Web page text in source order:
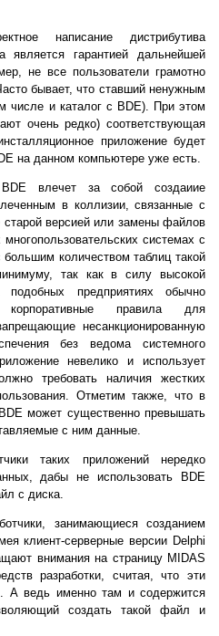
написание дистрибутива
является гарантией дальнейшей
не все пользователи грамотно
бывает, что ставший ненужным
числе и каталог с BDE). При этом
очень редко) соответствующая
приложение будет
на данном компьютере уже есть.
влечет за собой создаиие
в коллизии, связанные с
старой версией или замены файлов
системах с
количеством таблиц такой
так как в силу высокой
предприятиях обычно
корпоративные правила для
несанкционированную
без ведома системного
невелико и использует
требовать наличия жестких
Отметим также, что в
может существенно превышать
с ним данные.
таких приложений нередко
дабы не использовать BDE
с диска.
занимающиеся созданием
клиент-серверные версии Delphi
внимания на страницу MIDAS
разработки, считая, что эти
А ведь именно там и содержится
создать такой файл и